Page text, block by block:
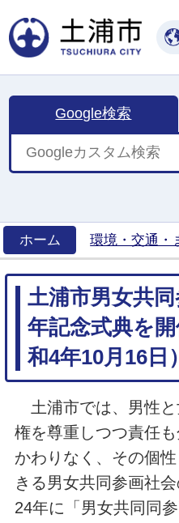
Google検索
ホーム
環境・交通・
土浦市男女共
年記念式典を
和4年10月16日）
土浦市では、男性と
権を尊重しつつ責任
かわりなく、その個
きる男女共同参画社
24年に「男女共同同